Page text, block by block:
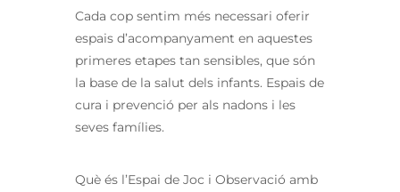
Cada cop sentim més necessari oferir
espais d’acompanyament en aquestes
primeres etapes tan sensibles, que són
la base de la salut dels infants. Espais de
cura i prevenció per als nadons i les
seves famílies.
Què és l’Espai de Joc i Observació amb